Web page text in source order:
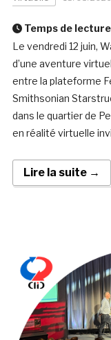
Temps de
Le vendredi 12 juin,
d’une aventure
entre la plateforme
Smithsonian
dans le quartier de
en réalité virtuelle
Lire la suite →